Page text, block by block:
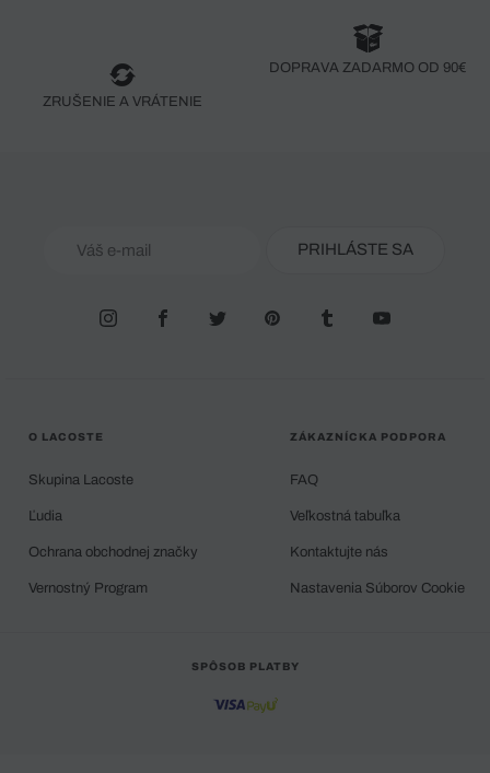
ZRUŠENIE A VRÁTENIE
DOPRAVA ZADARMO OD 90€
PRIHLÁSTE SA
O LACOSTE
Skupina Lacoste
Ľudia
Ochrana obchodnej značky
Vernostný Program
ZÁKAZNÍCKA PODPORA
FAQ
Veľkostná tabuľka
Kontaktujte nás
Nastavenia Súborov Cookie
SPÔSOB PLATBY